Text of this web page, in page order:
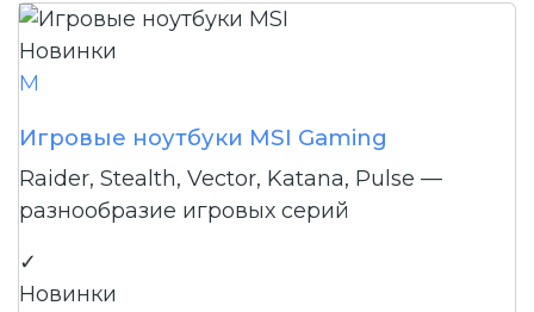
Новинки
M
Игровые ноутбуки MSI Gaming
Raider, Stealth, Vector, Katana, Pulse —
разнообразие игровых серий
✓
Новинки